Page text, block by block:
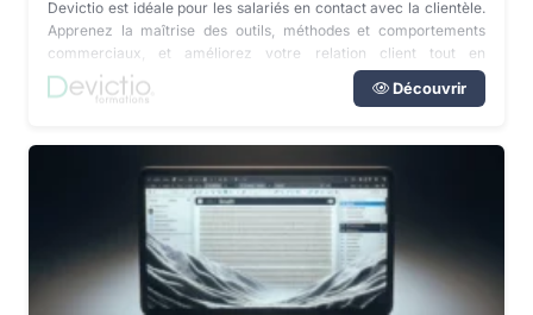
Devictio est idéale pour les salariés en contact avec la clientèle.
Apprenez la maîtrise des outils, méthodes et comportements
commerciaux, et améliorez votre relation client tout en
collaborant efficacement au sein de votre entreprise.
Découvrir